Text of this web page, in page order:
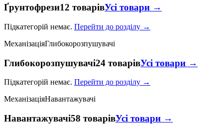
Ґрунтофрези12 товарівУсі товари →
Підкатегорій немає. Перейти до розділу →
МеханізаціяГлибокорозпушувачі
Глибокорозпушувачі24 товарівУсі товари →
Підкатегорій немає. Перейти до розділу →
МеханізаціяНавантажувачі
Навантажувачі58 товарівУсі товари →